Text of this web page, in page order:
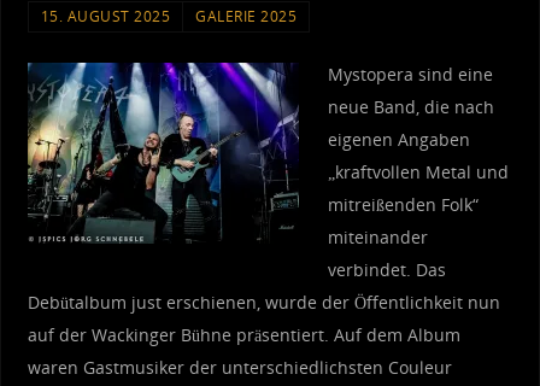
15. AUGUST 2025 GALERIE 2025
Mystopera sind eine
neue Band, die nach
eigenen Angaben
„kraftvollen Metal und
mitreißenden Folk“
miteinander
verbindet. Das
Debütalbum just erschienen, wurde der Öffentlichkeit nun
auf der Wackinger Bühne präsentiert. Auf dem Album
waren Gastmusiker der unterschiedlichsten Couleur